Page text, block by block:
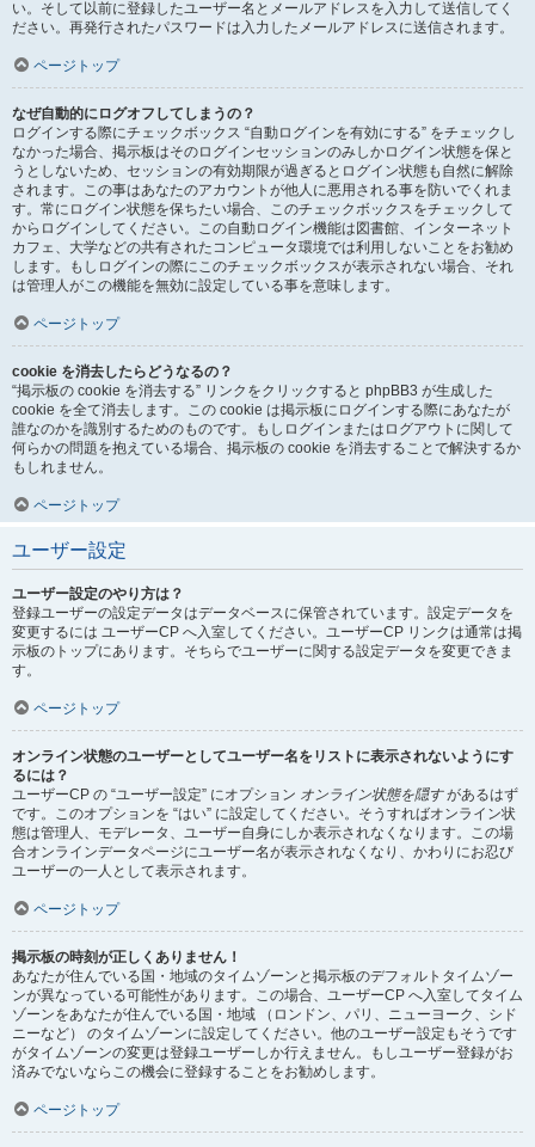
い。そして以前に登録したユーザー名とメールアドレスを入力して送信してく
ださい。再発行されたパスワードは入力したメールアドレスに送信されます。
ページトップ
なぜ自動的にログオフしてしまうの？
ログインする際にチェックボックス “自動ログインを有効にする” をチェックし
なかった場合、掲示板はそのログインセッションのみしかログイン状態を保と
うとしないため、セッションの有効期限が過ぎるとログイン状態も自然に解除
されます。この事はあなたのアカウントが他人に悪用される事を防いでくれま
す。常にログイン状態を保ちたい場合、このチェックボックスをチェックして
からログインしてください。この自動ログイン機能は図書館、インターネット
カフェ、大学などの共有されたコンピュータ環境では利用しないことをお勧め
します。もしログインの際にこのチェックボックスが表示されない場合、それ
は管理人がこの機能を無効に設定している事を意味します。
ページトップ
cookie を消去したらどうなるの？
“掲示板の cookie を消去する” リンクをクリックすると phpBB3 が生成した
cookie を全て消去します。この cookie は掲示板にログインする際にあなたが
誰なのかを識別するためのものです。もしログインまたはログアウトに関して
何らかの問題を抱えている場合、掲示板の cookie を消去することで解決するか
もしれません。
ページトップ
ユーザー設定
ユーザー設定のやり方は？
登録ユーザーの設定データはデータベースに保管されています。設定データを
変更するには ユーザーCP へ入室してください。ユーザーCP リンクは通常は掲
示板のトップにあります。そちらでユーザーに関する設定データを変更できま
す。
ページトップ
オンライン状態のユーザーとしてユーザー名をリストに表示されないようにす
るには？
ユーザーCP の “ユーザー設定” にオプション オンライン状態を隠すがあるはず
です。このオプションを “はい” に設定してください。そうすればオンライン状
態は管理人、モデレータ、ユーザー自身にしか表示されなくなります。この場
合オンラインデータページにユーザー名が表示されなくなり、かわりにお忍び
ユーザーの一人として表示されます。
ページトップ
掲示板の時刻が正しくありません！
あなたが住んでいる国・地域のタイムゾーンと掲示板のデフォルトタイムゾー
ンが異なっている可能性があります。この場合、ユーザーCP へ入室してタイム
ゾーンをあなたが住んでいる国・地域 （ロンドン、パリ、ニューヨーク、シド
ニーなど） のタイムゾーンに設定してください。他のユーザー設定もそうです
がタイムゾーンの変更は登録ユーザーしか行えません。もしユーザー登録がお
済みでないならこの機会に登録することをお勧めします。
ページトップ